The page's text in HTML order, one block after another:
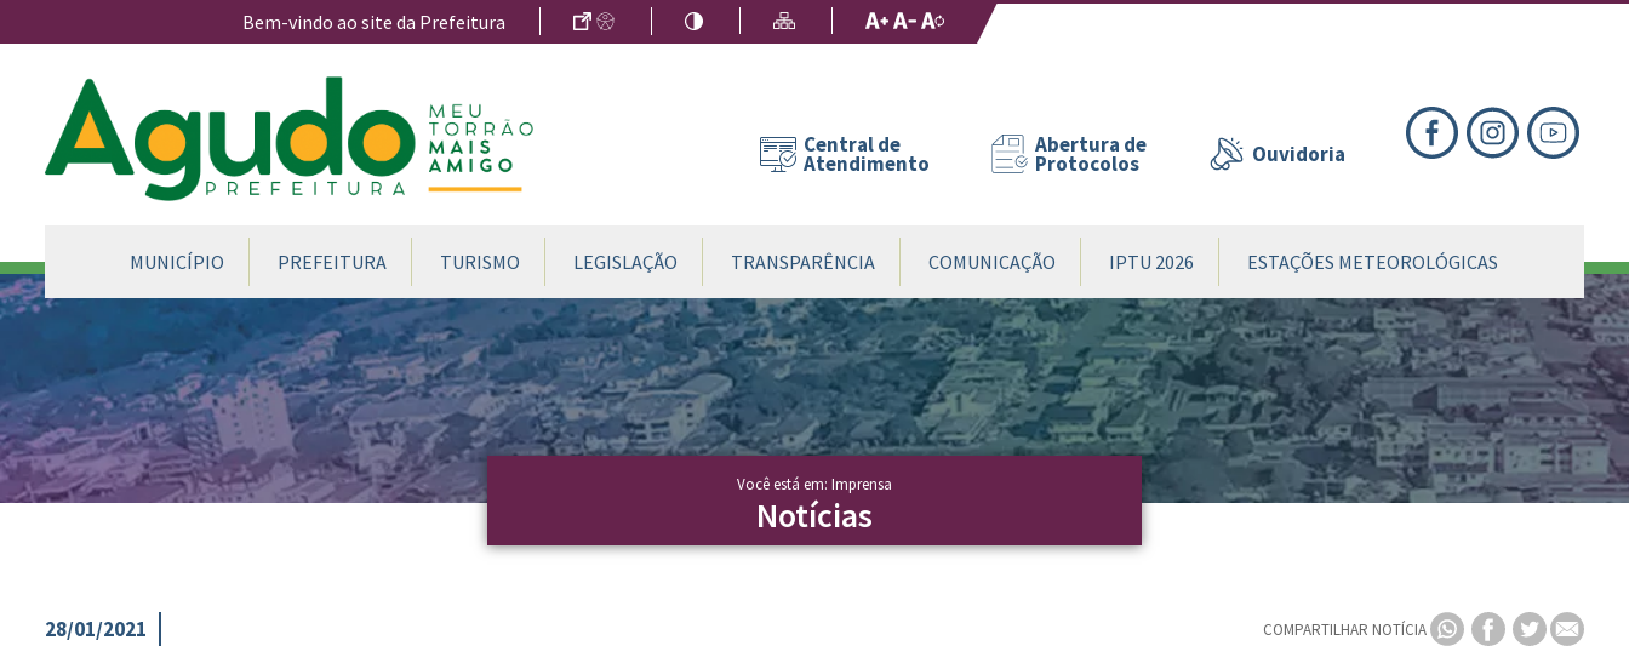
Bem-vindo ao site da Prefeitura Ir para o Conteúdo
AcessibilidadeAlto ContrasteMapa do Site Aumentar Fonte
Diminuir Fonte
Fonte Original
Central de
Atendimento
Abertura de
Protocolos Ouvidoria
CONTEÚDO DO MENU
MUNICÍPIO PREFEITURA TURISMO LEGISLAÇÃO TRANSPARÊNCIA COMUNICAÇÃO IPTU 2026 ESTAÇÕES METEOROLÓGICAS
Conteúdo Principal
Você está em: Imprensa
Notícias
28/01/2021 COMPARTILHAR NOTÍCIA